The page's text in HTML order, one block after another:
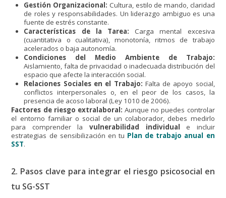
Gestión Organizacional: Cultura, estilo de mando, claridad
de roles y responsabilidades. Un liderazgo ambiguo es una
fuente de estrés constante.
Características de la Tarea: Carga mental excesiva
(cuantitativa o cualitativa), monotonía, ritmos de trabajo
acelerados o baja autonomía.
Condiciones del Medio Ambiente de Trabajo:
Aislamiento, falta de privacidad o inadecuada distribución del
espacio que afecte la interacción social.
Relaciones Sociales en el Trabajo: Falta de apoyo social,
conflictos interpersonales o, en el peor de los casos, la
presencia de acoso laboral (Ley 1010 de 2006).
Factores de riesgo extralaboral: Aunque no puedes controlar
el entorno familiar o social de un colaborador, debes medirlo
para comprender la vulnerabilidad individual e incluir
estrategias de sensibilización en tu Plan de trabajo anual en
SST.
2. Pasos clave para integrar el riesgo psicosocial en
tu SG-SST